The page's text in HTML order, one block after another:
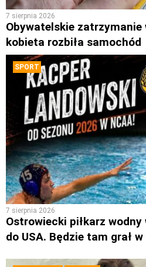
7 sierpnia 2026
Obywatelskie zatrzymanie
kobieta rozbiła samochód
SPORT
7 sierpnia 2026
Ostrowiecki piłkarz
do USA. Będzie tam grał